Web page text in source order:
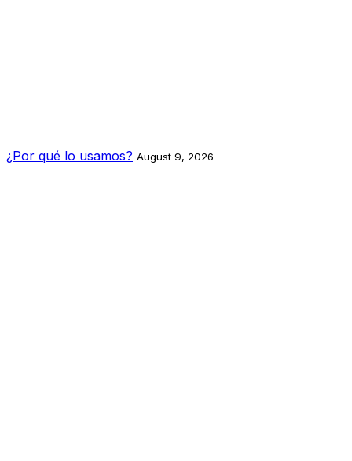
¿Por qué lo usamos? August 9, 2026